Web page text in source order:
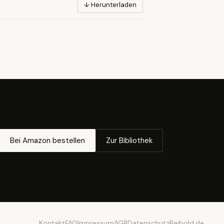
↓ Herunterladen
Bei Amazon bestellen Zur Bibliothek